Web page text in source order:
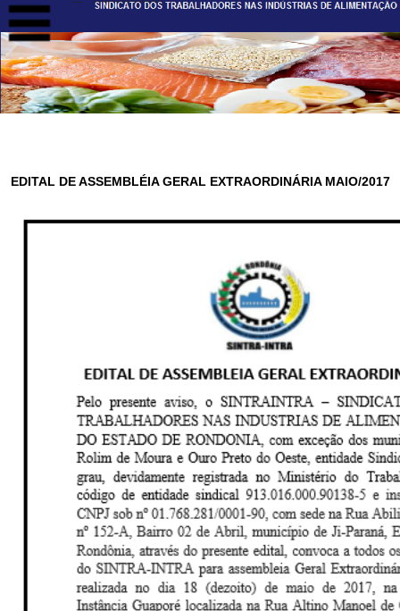
EDITAL DE ASSEMBLÉIA GERAL EXTRAORDINÁRIA MAIO/2017